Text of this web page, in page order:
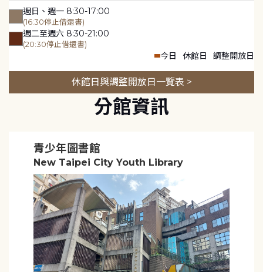
週日、週一 8:30-17:00
(16:30停止借還書)
週二至週六 8:30-21:00
(20:30停止借還書)
今日 休館日 調整開放日
休館日與調整開放日一覽表 >
分館資訊
青少年圖書館
New Taipei City Youth Library